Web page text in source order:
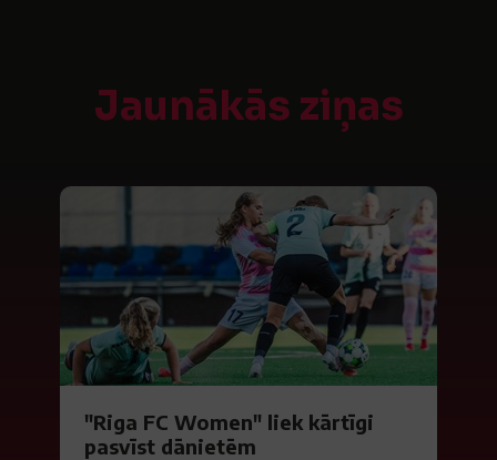
Jaunākās ziņas
"Riga FC Women" liek kārtīgi
pasvīst dānietēm